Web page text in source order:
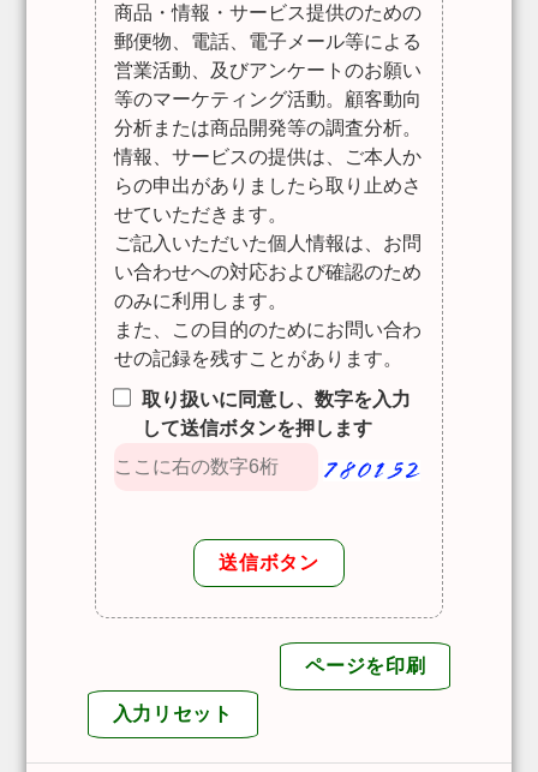
商品・情報・サービス提供のための
郵便物、電話、電子メール等による
営業活動、及びアンケートのお願い
等のマーケティング活動。顧客動向
分析または商品開発等の調査分析。
情報、サービスの提供は、ご本人か
らの申出がありましたら取り止めさ
せていただきます。
ご記入いただいた個人情報は、お問
い合わせへの対応および確認のため
のみに利用します。
また、この目的のためにお問い合わ
せの記録を残すことがあります。
取り扱いに同意し、数字を入力
して送信ボタンを押します